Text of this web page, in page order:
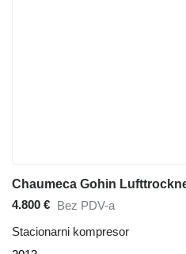
Chaumeca Gohin
4.800 € Bez PDV-a
Stacionarni kompresor